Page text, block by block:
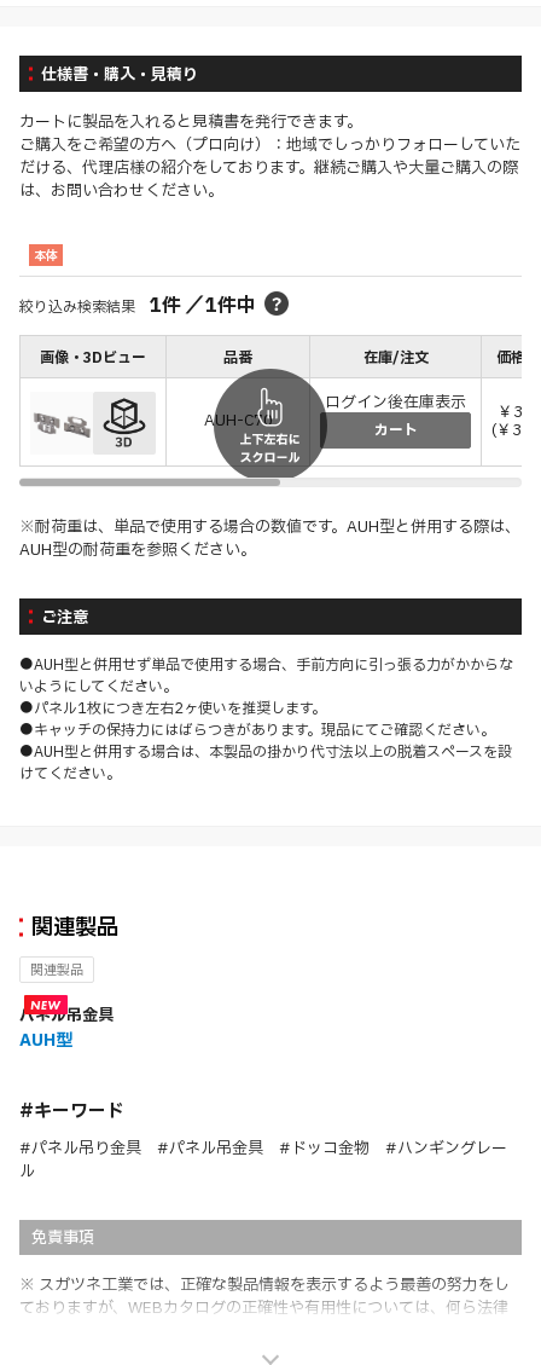
仕様書・購入・見積り
カートに製品を入れると見積書を発行できます。
ご購入をご希望の方へ（プロ向け）：地域でしっかりフォローしていた
だける、代理店様の紹介をしております。継続ご購入や大量ご購入の際
は、お問い合わせください。
本体
絞り込み検索結果 1件／1件中
画像・3Dビュー 品番 在庫/注文 価格(
AUH-C70
ログイン後在庫表示
カート
￥
(￥
※耐荷重は、単品で使用する場合の数値です。AUH型と併用する際は、
AUH型の耐荷重を参照ください。
ご注意
●AUH型と併用せず単品で使用する場合、手前方向に引っ張る力がかからな
いようにしてください。
●パネル1枚につき左右2ヶ使いを推奨します。
●キャッチの保持力にはばらつきがあります。現品にてご確認ください。
●AUH型と併用する場合は、本製品の掛かり代寸法以上の脱着スペースを設
けてください。
関連製品
関連製品
パネル吊金具
AUH型
#キーワード
#パネル吊り金具 #パネル吊金具 #ドッコ金物 #ハンギングレー
ル
免責事項
※ スガツネ工業では、正確な製品情報を表示するよう最善の努力をし
ておりますが、WEBカタログの正確性や有用性については、何ら法律